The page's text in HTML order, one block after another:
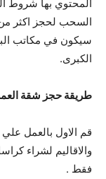
المحتوي بها شروط
السحب لحجز اكثر
سيكون في مكاتب
الكبرى.
طريقة حجز شقة
قم الاول بالعمل
فقط .